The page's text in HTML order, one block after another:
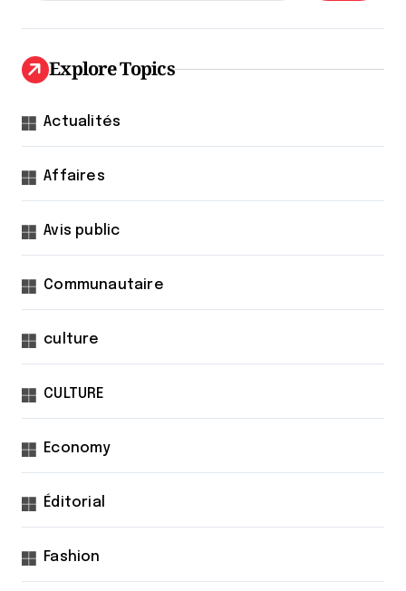
t
i
d
u
b
i
a
s
Explore Topics
Actualités
Affaires
Avis public
Communautaire
culture
CULTURE
Economy
Éditorial
Fashion